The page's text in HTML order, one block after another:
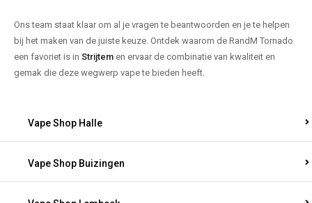
Ons team staat klaar om al je vragen te beantwoorden en je te helpen
bij het maken van de juiste keuze. Ontdek waarom de RandM Tornado
een favoriet is in Strijtem en ervaar de combinatie van kwaliteit en
gemak die deze wegwerp vape te bieden heeft.
Vape Shop Halle
Vape Shop Buizingen